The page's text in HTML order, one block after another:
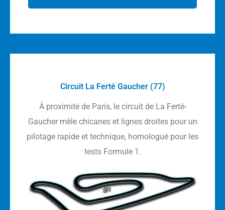
Circuit La Ferté Gaucher (77)
À proximité de Paris, le circuit de La Ferté-
Gaucher mêle chicanes et lignes droites pour un
pilotage rapide et technique, homologué pour les
tests Formule 1.